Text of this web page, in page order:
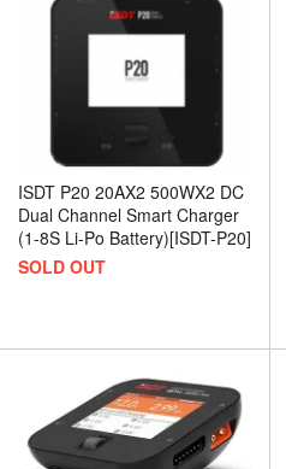
ISDT P20 20AX2 500WX2 DC
Dual Channel Smart Charger
(1-8S Li-Po Battery)[ISDT-P20]
SOLD OUT